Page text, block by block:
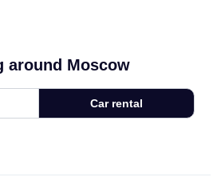
around Moscow
Car rental